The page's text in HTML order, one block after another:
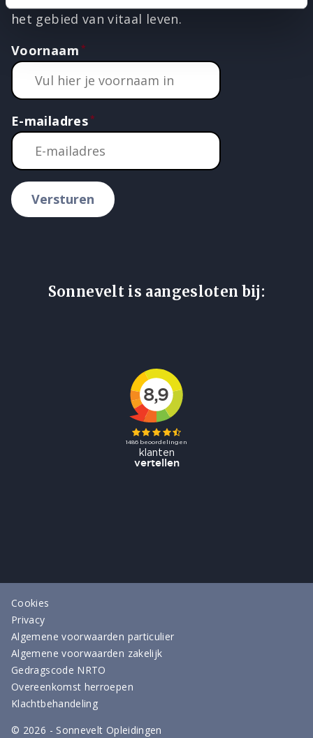
het gebied van vitaal leven.
Voornaam
E-mailadres
Versturen
Sonnevelt is aangesloten bij:
Cookies
Privacy
Algemene voorwaarden particulier
Algemene voorwaarden zakelijk
Gedragscode NRTO
Overeenkomst herroepen
Klachtbehandeling
© 2026 - Sonnevelt Opleidingen